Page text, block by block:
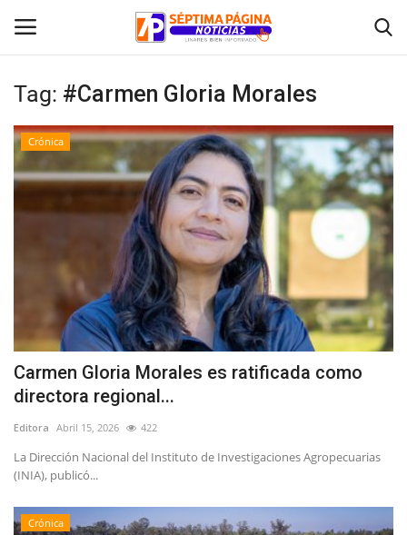
Inicio
Crónica
Policial
Tribunales
Deporte
Política
Espectáculos
Tag: #Carmen Gloria Morales
Crónica
Carmen Gloria Morales es ratificada como
directora regional...
Editora Abril 15, 2026 422
La Dirección Nacional del Instituto de Investigaciones Agropecuarias
(INIA), publicó...
Crónica